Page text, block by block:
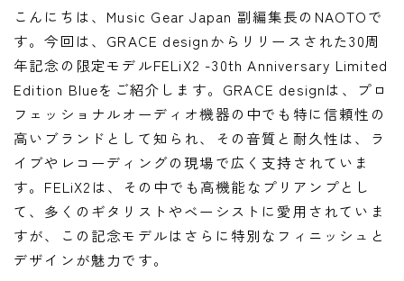
アプリ
レコーディング・DTM/DAW
アクセサリ
ニュース
ニュース
新製品
レビュー
弾いてみた
こんにちは、Music Gear Japan 副編集長のNAOTOで
す。今回は、GRACE designからリリースされた30周
年記念の限定モデルFELiX2 -30th Anniversary Limited
Edition Blueをご紹介します。GRACE designは、プロ
フェッショナルオーディオ機器の中でも特に信頼性の
高いブランドとして知られ、その音質と耐久性は、ラ
イブやレコーディングの現場で広く支持されていま
す。FELiX2は、その中でも高機能なプリアンプとし
て、多くのギタリストやベーシストに愛用されていま
すが、この記念モデルはさらに特別なフィニッシュと
デザインが魅力です。